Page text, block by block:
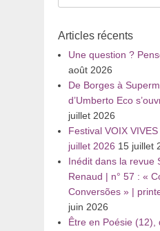
pour
Articles récents
Une question ?
août 2026
De Borges à
d’Umberto Eco
juillet 2026
Festival VOIX
juillet 2026 15 juillet
Inédit dans la revue
Renaud | n° 57 : «
Conversões » |
juin 2026
Être en Poésie (12),